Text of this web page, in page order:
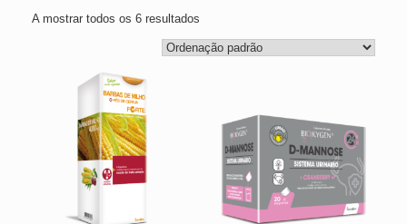
A mostrar todos os 6 resultados